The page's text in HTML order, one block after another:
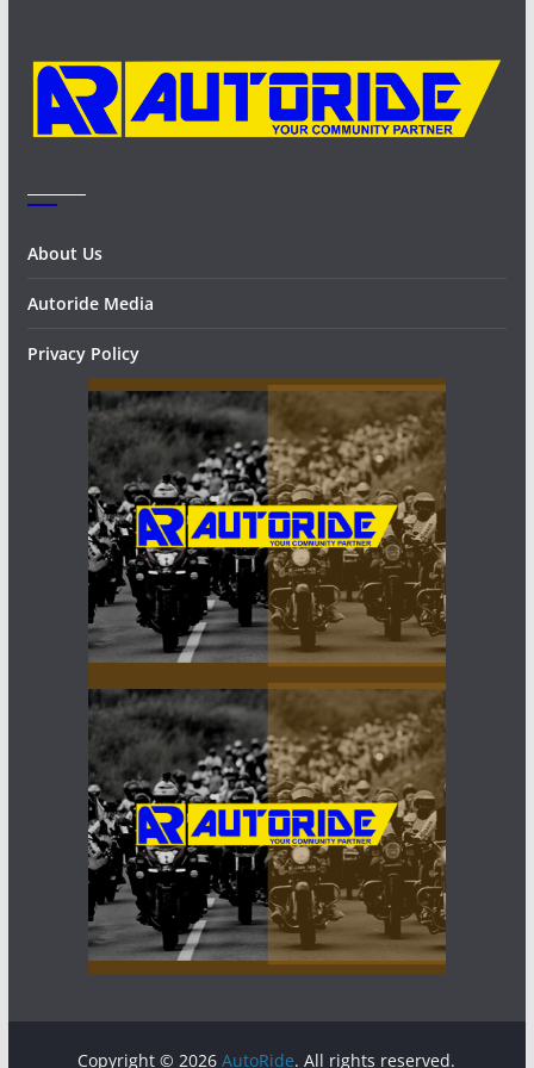
About Us
Autoride Media
Privacy Policy
Copyright © 2026AutoRide. All rights reserved.